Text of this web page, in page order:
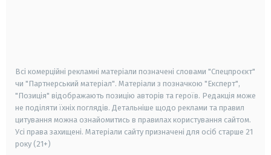
Всі комерційні рекламні матеріали позначені словами "Спецпроєкт"
чи "Партнерський матеріал". Матеріали з позначкою "Експерт",
"Позиція" відображають позицію авторів та героїв. Редакція може
не поділяти їхніх поглядів. Детальніше щодо реклами та правил
цитування можна ознайомитись в правилах користування сайтом.
Усі права захищені. Матеріали сайту призначені для осіб старше 21
року (21+)